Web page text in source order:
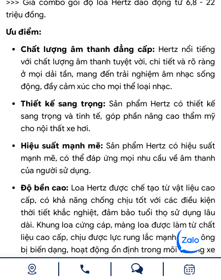
>>> Giá combo gói độ loa Hertz dao động từ 6,8 - 22
triệu đồng.
Ưu điểm:
Chất lượng âm thanh đẳng cấp: Hertz nổi tiếng
với chất lượng âm thanh tuyệt vời, chi tiết và rõ ràng
ở mọi dải tần, mang đến trải nghiệm âm nhạc sống
động, đầy cảm xúc cho mọi thể loại nhạc.
Thiết kế sang trọng: Sản phẩm Hertz có thiết kế
sang trọng và tinh tế, góp phần nâng cao thẩm mỹ
cho nội thất xe hơi.
Hiệu suất mạnh mẽ: Sản phẩm Hertz có hiệu suất
mạnh mẽ, có thể đáp ứng mọi nhu cầu về âm thanh
của người sử dụng.
Độ bền cao: Loa Hertz được chế tạo từ vật liệu cao
cấp, có khả năng chống chịu tốt với các điều kiện
thời tiết khắc nghiệt, đảm bảo tuổi thọ sử dụng lâu
dài. Khung loa cứng cáp, màng loa được làm từ chất
liệu cao cấp, chịu được lực rung lắc mạnh mà không
bị biến dạng, hoạt động ổn định trong môi trường xe
hơi.